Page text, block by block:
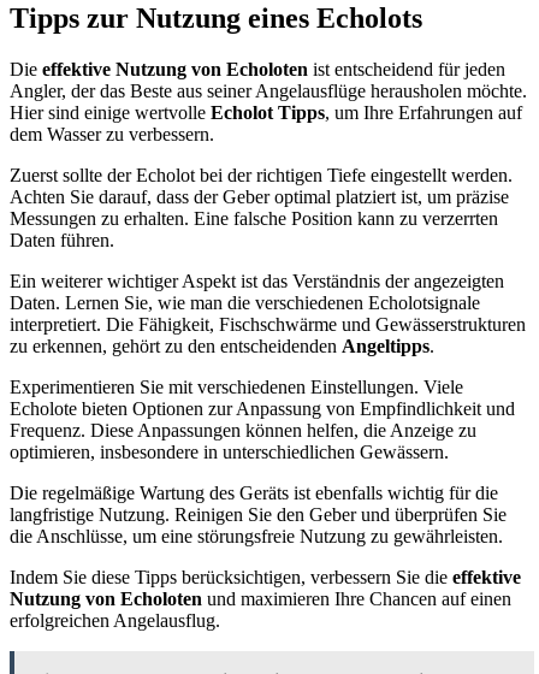
Tipps zur Nutzung eines Echolots
Die effektive Nutzung von Echoloten ist entscheidend für jeden
Angler, der das Beste aus seiner Angelausflüge herausholen möchte.
Hier sind einige wertvolle Echolot Tipps, um Ihre Erfahrungen auf
dem Wasser zu verbessern.
Zuerst sollte der Echolot bei der richtigen Tiefe eingestellt werden.
Achten Sie darauf, dass der Geber optimal platziert ist, um präzise
Messungen zu erhalten. Eine falsche Position kann zu verzerrten
Daten führen.
Ein weiterer wichtiger Aspekt ist das Verständnis der angezeigten
Daten. Lernen Sie, wie man die verschiedenen Echolotsignale
interpretiert. Die Fähigkeit, Fischschwärme und Gewässerstrukturen
zu erkennen, gehört zu den entscheidenden Angeltipps.
Experimentieren Sie mit verschiedenen Einstellungen. Viele
Echolote bieten Optionen zur Anpassung von Empfindlichkeit und
Frequenz. Diese Anpassungen können helfen, die Anzeige zu
optimieren, insbesondere in unterschiedlichen Gewässern.
Die regelmäßige Wartung des Geräts ist ebenfalls wichtig für die
langfristige Nutzung. Reinigen Sie den Geber und überprüfen Sie
die Anschlüsse, um eine störungsfreie Nutzung zu gewährleisten.
Indem Sie diese Tipps berücksichtigen, verbessern Sie die effektive
Nutzung von Echoloten und maximieren Ihre Chancen auf einen
erfolgreichen Angelausflug.